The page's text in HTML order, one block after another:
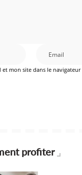
et mon site dans le
profiter